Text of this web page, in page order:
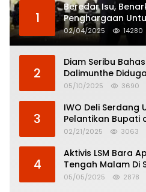
1
Beredar Isu,
Penghargaan
02/04/2025 14280
2
Diam Seribu
Dalimunthe
05/10/2025 3690
3
IWO Deli
Pelantikan Bupati
Serdang
02/21/2025 3063
4
Aktivis LSM Bara
Tengah Malam Di
Tinggi
05/05/2025 2878